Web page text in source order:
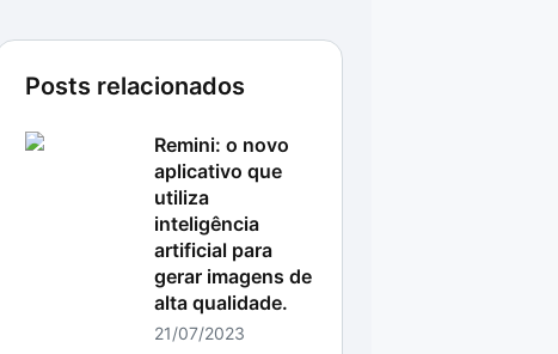
Posts relacionados
Remini: o novo
aplicativo que
utiliza
inteligência
artificial para
gerar imagens de
alta qualidade.
21/07/2023